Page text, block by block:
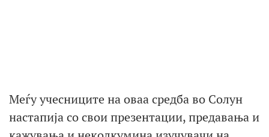
Меѓу учесниците на оваа средба во Солун
настапија со свои презентации, предавања и